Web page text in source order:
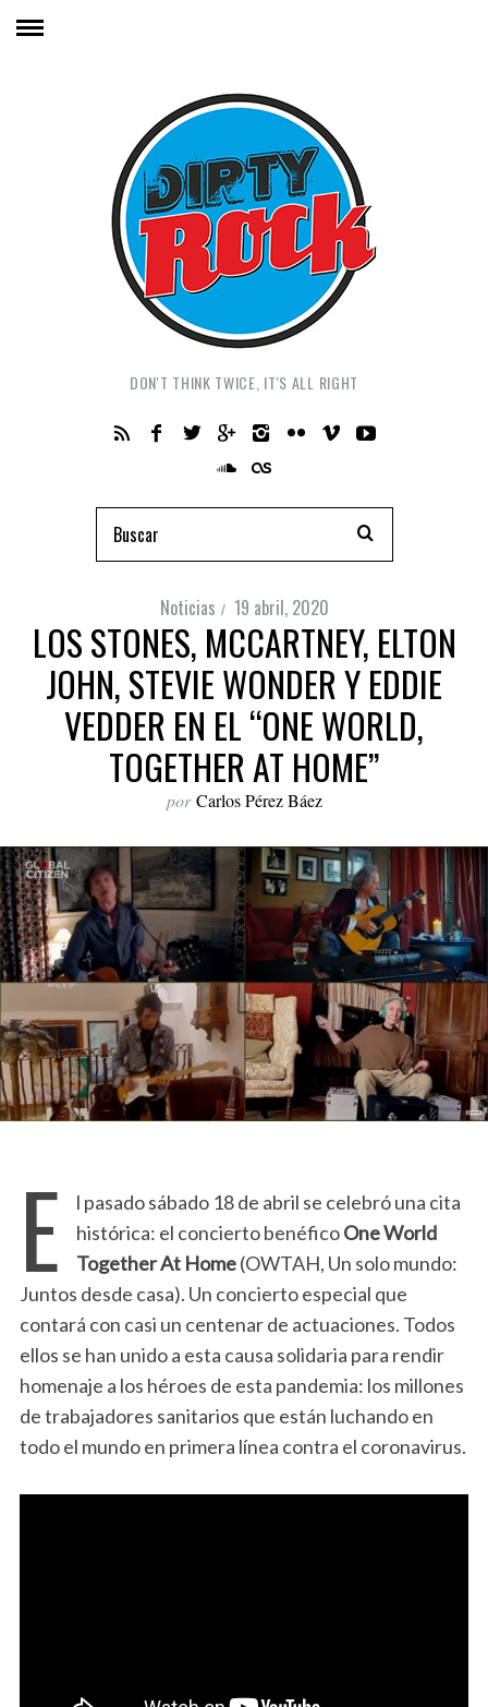
DON'T THINK TWICE, IT'S ALL RIGHT
Noticias 19 abril, 2020
LOS STONES, MCCARTNEY, ELTON
JOHN, STEVIE WONDER Y EDDIE
VEDDER EN EL “ONE WORLD,
TOGETHER AT HOME”
por Carlos Pérez Báez
E
l pasado sábado 18 de abril se celebró una cita
histórica: el concierto benéficoOne World
Together At Home(OWTAH, Un solo mundo:
Juntos desde casa). Un concierto especial que
contará con casi un centenar de actuaciones. Todos
ellos se han unido a esta causa solidaria para rendir
homenaje a los héroes de esta pandemia: los millones
de trabajadores sanitarios que están luchando en
todo el mundo en primera línea contra el coronavirus.